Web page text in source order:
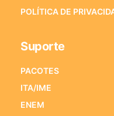
POLÍTICA DE
Suporte
PACOTES
ITA/IME
ENEM